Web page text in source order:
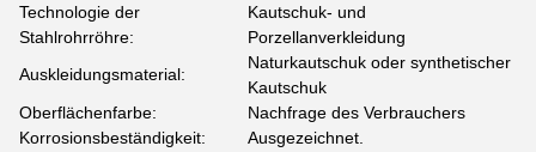
Technologie der
Stahlrohrröhre:
Kautschuk- und
Porzellanverkleidung
Auskleidungsmaterial:
Naturkautschuk oder synthetischer
Kautschuk
Oberflächenfarbe:
Nachfrage des Verbrauchers
Korrosionsbeständigkeit:
Ausgezeichnet.